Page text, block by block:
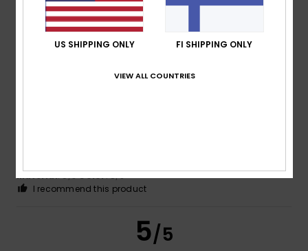
Comfort: 5/5 Value for money : 5/5 Size: Perfect size
Material: 5/5 Color: 5/5
I recommend this product
5/5
Material: 5/5 Color: 5/5
I recommend this product
5/5
US SHIPPING ONLY FI SHIPPING ONLY
VIEW ALL COUNTRIES